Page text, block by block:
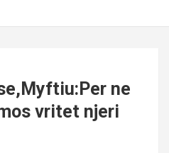
ne
vritet njeri